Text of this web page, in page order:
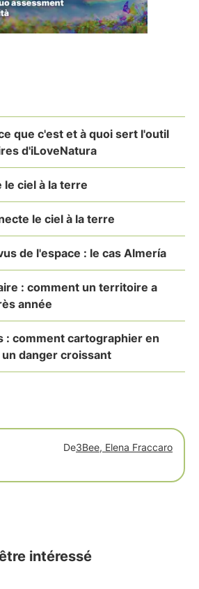
que c'est et à quoi sert l'outil
d'iLoveNatura
le ciel à la terre
le ciel à la terre
de l'espace : le cas Almería
: comment un territoire a
année
: comment cartographier en
danger croissant
De3Bee, Elena Fraccaro
intéressé